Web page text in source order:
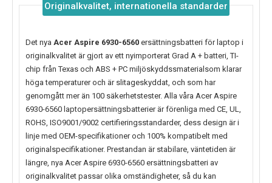
Originalkvalitet, internationella standarder
Det nya Acer Aspire 6930-6560 ersättningsbatteri för laptop i
originalkvalitet är gjort av ett nyimporterat Grad A + batteri, TI-
chip från Texas och ABS + PC miljöskyddssmaterialsom klarar
höga temperaturer och är slitageskyddat, och som har
genomgått mer än 100 säkerhetstester. Alla våra Acer Aspire
6930-6560 laptopersättningsbatterier är förenliga med CE, UL,
ROHS, ISO9001/9002 certifieringsstandarder, dess design är i
linje med OEM-specifikationer och 100% kompatibelt med
originalspecifikationer. Prestandan är stabilare, väntetiden är
längre, nya Acer Aspire 6930-6560 ersättningsbatteri av
originalkvalitet passar olika omständigheter, så du kan